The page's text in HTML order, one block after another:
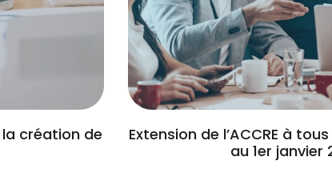
création de
Extension de l’ACCRE à
au 1er janvier